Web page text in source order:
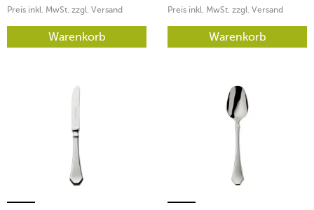
Preis inkl. MwSt. zzgl. Versand
Warenkorb
Preis inkl. MwSt. zzgl. Versand
Warenkorb